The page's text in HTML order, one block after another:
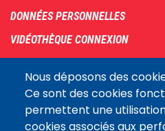
Nous déposons des
Ce sont des cookies
permettent une
cookies associés aux
DONNÉES PERSONNELLES
VIDÉOTHÈQUE CONNEXION
COOKIES